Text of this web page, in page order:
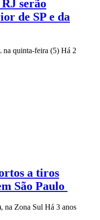
serão
de SP e da
na quinta-feira (5) Há 2
a tiros
São Paulo
na Zona Sul Há 3 anos